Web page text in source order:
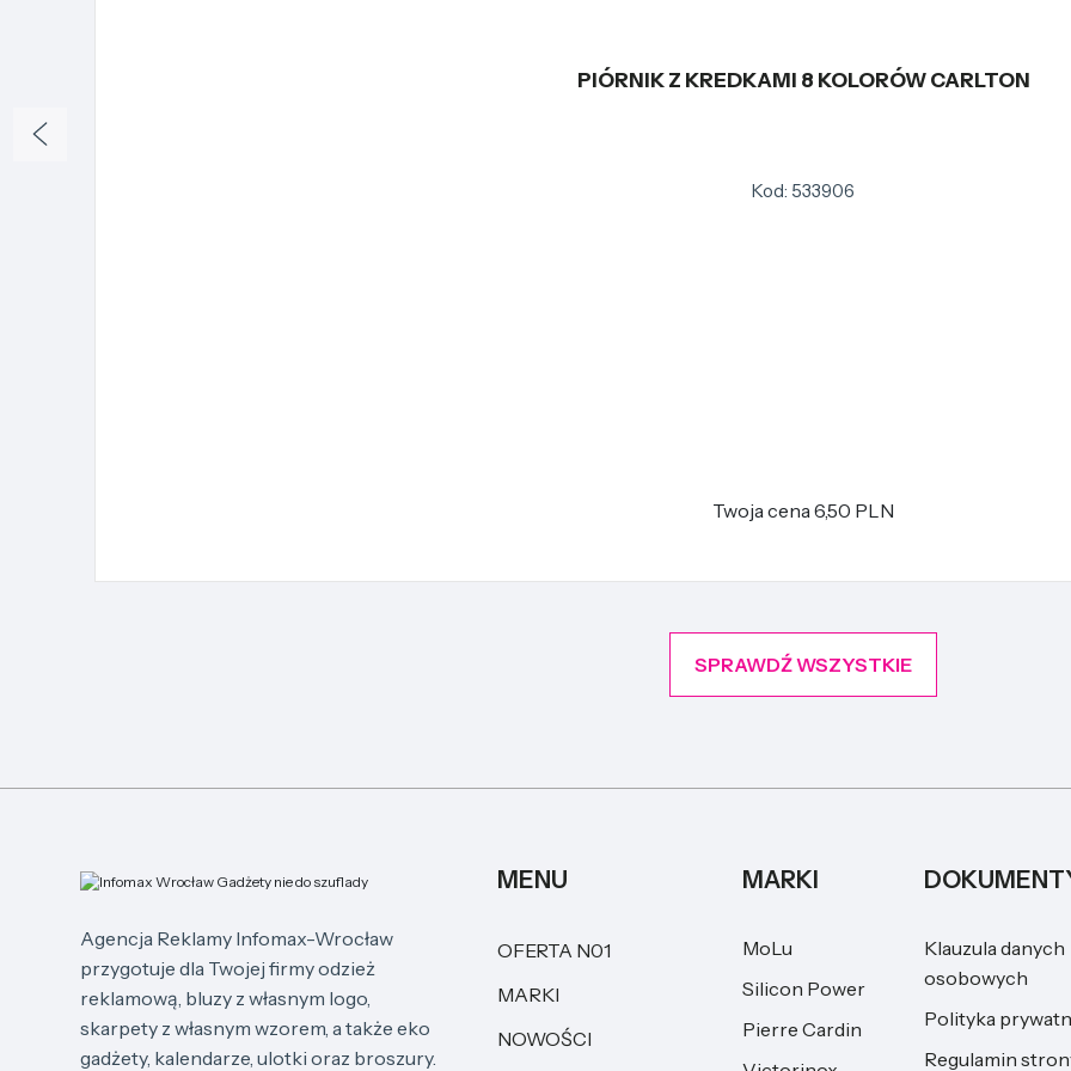
PIÓRNIK Z KREDKAMI 8 KOLORÓW CARLTON
Kod: 533906
Twoja cena6,50 PLN
SPRAWDŹ WSZYSTKIE
Agencja Reklamy Infomax-Wrocław
przygotuje dla Twojej firmy odzież
reklamową, bluzy z własnym logo,
skarpety z własnym wzorem, a także eko
gadżety, kalendarze, ulotki oraz broszury.
MENU
OFERTA N01
MARKI
NOWOŚCI
MARKI
MoLu
Silicon Power
Pierre Cardin
Klauzula danych
osobowych
Polityka
Regulamin